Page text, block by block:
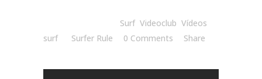
Surf Videoclub Vídeos
surf
Surfer Rule 0 Comments Share